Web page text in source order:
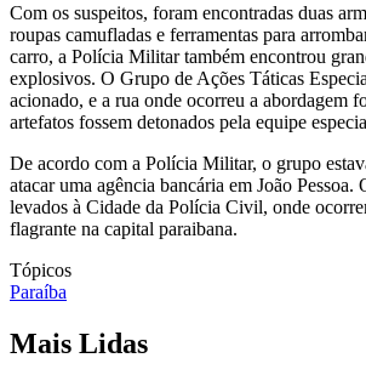
Com os suspeitos, foram encontradas duas
roupas camufladas e ferramentas para
carro, a Polícia Militar também encontrou
explosivos. O Grupo de Ações Táticas
acionado, e a rua onde ocorreu a abordagem
artefatos fossem detonados pela equipe
De acordo com a Polícia Militar, o grupo
atacar uma agência bancária em João Pessoa.
levados à Cidade da Polícia Civil, onde
flagrante na capital paraibana.
Tópicos
Paraíba
Mais Lidas